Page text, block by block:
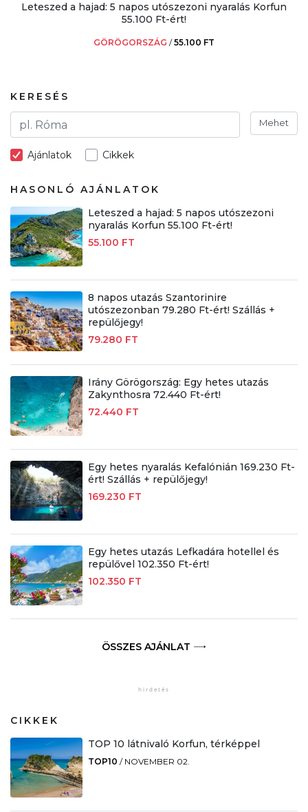
Leteszed a hajad: 5 napos utószezoni nyaralás Korfun
55.100 Ft-ért!
GÖRÖGORSZÁG /55.100 FT
KERESÉS
Mehet
Ajánlatok Cikkek
HASONLÓ AJÁNLATOK
Leteszed a hajad: 5 napos utószezoni
nyaralás Korfun 55.100 Ft-ért!
55.100 FT
8 napos utazás Szantorinire
utószezonban 79.280 Ft-ért! Szállás +
repülőjegy!
79.280 FT
Irány Görögország: Egy hetes utazás
Zakynthosra 72.440 Ft-ért!
72.440 FT
Egy hetes nyaralás Kefalónián 169.230 Ft-
ért! Szállás + repülőjegy!
169.230 FT
Egy hetes utazás Lefkadára hotellel és
repülővel 102.350 Ft-ért!
102.350 FT
ÖSSZES AJÁNLAT
CIKKEK
TOP 10 látnivaló Korfun, térképpel
TOP10 / NOVEMBER 02.